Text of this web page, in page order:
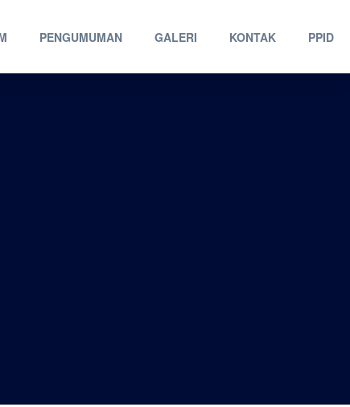
PENGUMUMAN GALERI KONTAK PPID